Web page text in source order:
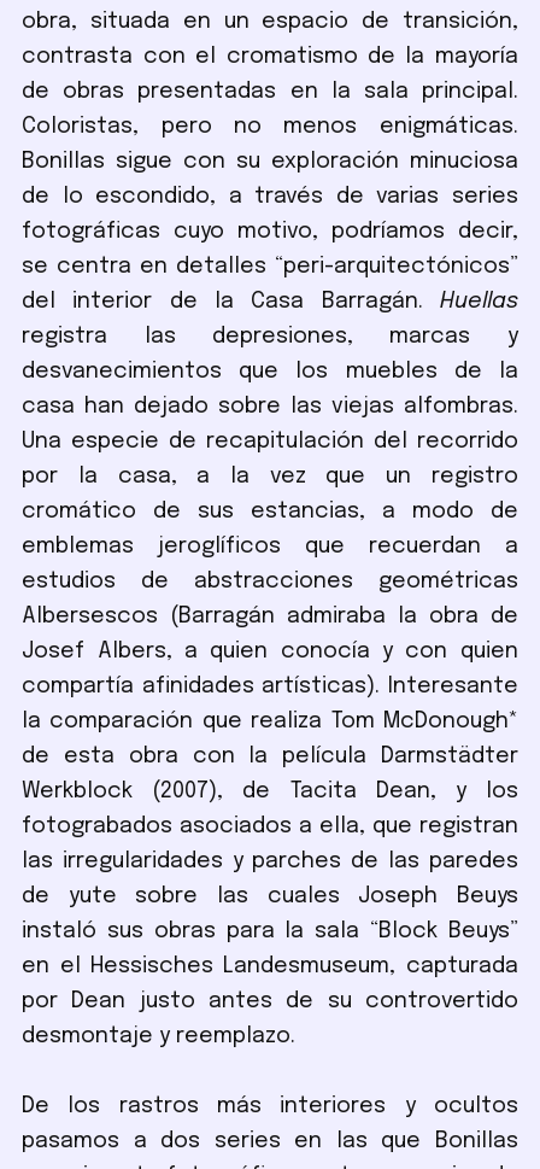
obra, situada en un espacio de transición,
contrasta con el cromatismo de la mayoría
de obras presentadas en la sala principal.
Coloristas, pero no menos enigmáticas.
Bonillas sigue con su exploración minuciosa
de lo escondido, a través de varias series
fotográficas cuyo motivo, podríamos decir,
se centra en detalles “peri-arquitectónicos”
del interior de la Casa Barragán. Huellas
registra las depresiones, marcas y
desvanecimientos que los muebles de la
casa han dejado sobre las viejas alfombras.
Una especie de recapitulación del recorrido
por la casa, a la vez que un registro
cromático de sus estancias, a modo de
emblemas jeroglíficos que recuerdan a
estudios de abstracciones geométricas
Albersescos (Barragán admiraba la obra de
Josef Albers, a quien conocía y con quien
compartía afinidades artísticas). Interesante
la comparación que realiza Tom McDonough*
de esta obra con la película Darmstädter
Werkblock (2007), de Tacita Dean, y los
fotograbados asociados a ella, que registran
las irregularidades y parches de las paredes
de yute sobre las cuales Joseph Beuys
instaló sus obras para la sala “Block Beuys”
en el Hessisches Landesmuseum, capturada
por Dean justo antes de su controvertido
desmontaje y reemplazo.
De los rastros más interiores y ocultos
pasamos a dos series en las que Bonillas